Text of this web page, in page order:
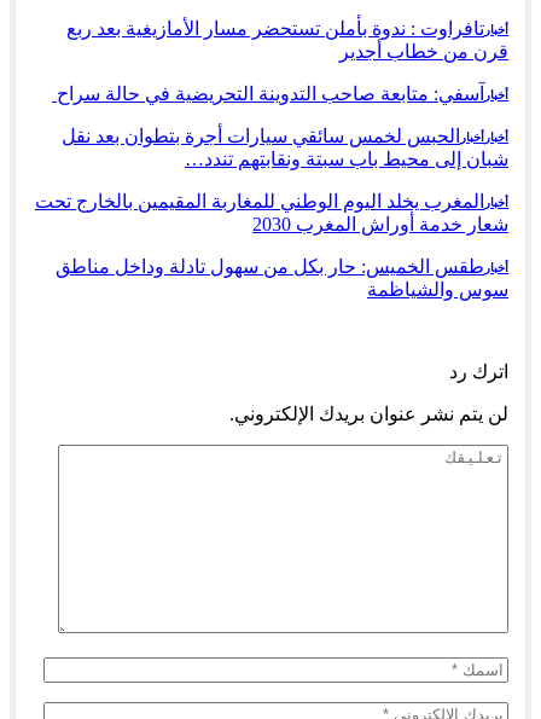
أخبار تافراوت : ندوة بأملن تستحضر مسار الأمازيغية بعد ربع
قرن من خطاب أجدير
أخبار آسفي: متابعة صاحب التدوينة التحريضية في حالة سراح
أخبار أخبار
الحبس لخمس سائقي سيارات أجرة بتطوان بعد نقل
شبان إلى محيط باب سبتة ونقابتهم تندد…
أخبار
المغرب يخلد اليوم الوطني للمغاربة المقيمين بالخارج تحت
شعار خدمة أوراش المغرب 2030
أخبار طقس الخميس: ﺣﺎﺭ بكل من سهول تادلة وداخل مناطق
سوس والشياظمة
اترك رد
لن يتم نشر عنوان بريدك الإلكتروني.